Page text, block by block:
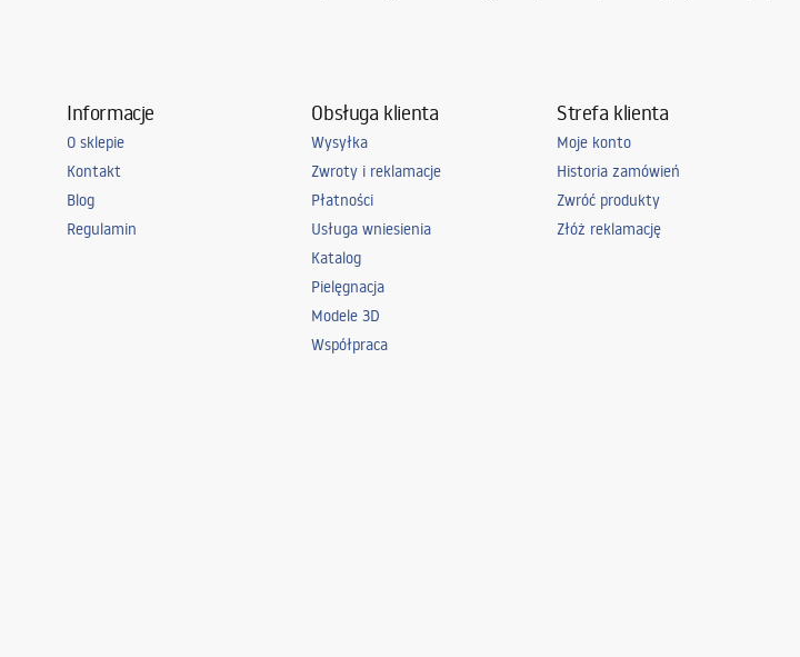
Informacje
O sklepie
Kontakt
Blog
Regulamin
Obsługa klienta
Wysyłka
Zwroty i reklamacje
Płatności
Usługa wniesienia
Katalog
Pielęgnacja
Modele 3D
Współpraca
Strefa klienta
Moje konto
Historia zamówień
Zwróć produkty
Złóż reklamację